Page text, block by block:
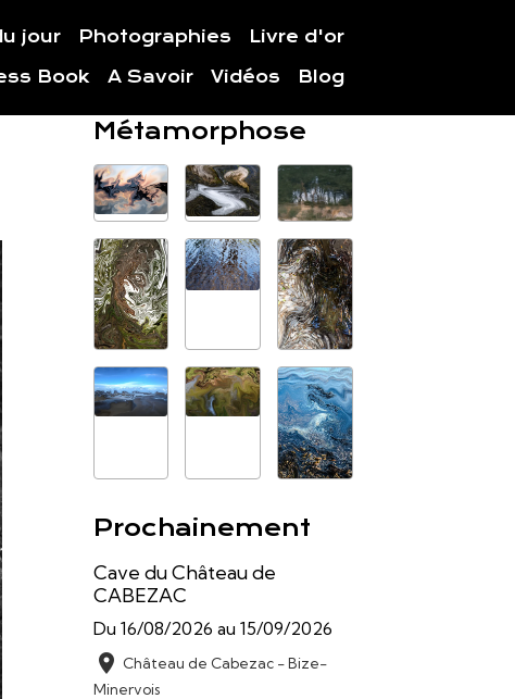
jour Photographies Livre d'or
Book A Savoir Vidéos Blog
Métamorphose
Prochainement
Cave du Château de
CABEZAC
Du 16/08/2026 au 15/09/2026
Château de Cabezac - Bize-
Minervois